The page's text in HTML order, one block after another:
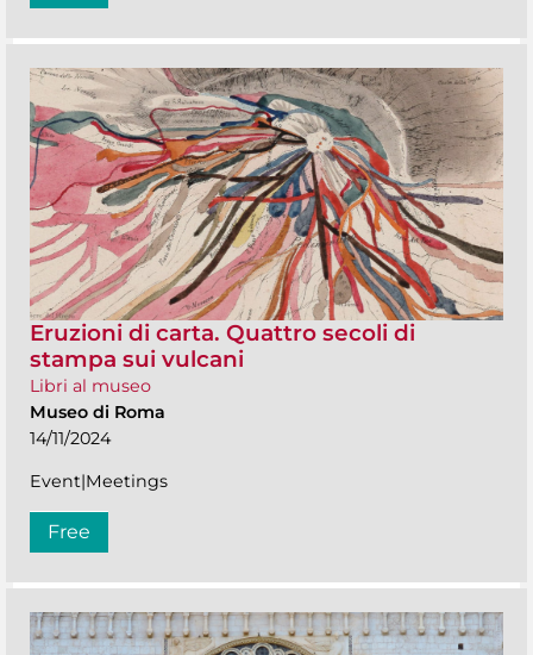
Eruzioni di carta. Quattro secoli di
stampa sui vulcani
Libri al museo
Museo di Roma
14/11/2024
Event|Meetings
Free